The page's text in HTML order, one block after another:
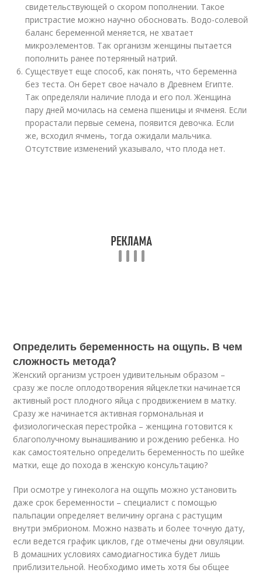
свидетельствующей о скором пополнении. Такое
пристрастие можно научно обосновать. Водо-солевой
баланс беременной меняется, не хватает
микроэлементов. Так организм женщины пытается
пополнить ранее потерянный натрий.
Существует еще способ, как понять, что беременна
без теста. Он берет свое начало в Древнем Египте.
Так определяли наличие плода и его пол. Женщина
пару дней мочилась на семена пшеницы и ячменя. Если
прорастали первые семена, появится девочка. Если
же, всходил ячмень, тогда ожидали мальчика.
Отсутствие изменений указывало, что плода нет.
Определить беременность на ощупь. В чем
сложность метода?
Женский организм устроен удивительным образом –
сразу же после оплодотворения яйцеклетки начинается
активный рост плодного яйца с продвижением в матку.
Сразу же начинается активная гормональная и
физиологическая перестройка – женщина готовится к
благополучному вынашиванию и рождению ребенка. Но
как самостоятельно определить беременность по шейке
матки, еще до похода в женскую консультацию?
При осмотре у гинеколога на ощупь можно установить
даже срок беременности – специалист с помощью
пальпации определяет величину органа с растущим
внутри эмбрионом. Можно назвать и более точную дату,
если ведется график циклов, где отмечены дни овуляции.
В домашних условиях самодиагностика будет лишь
приблизительной. Необходимо иметь хотя бы общее